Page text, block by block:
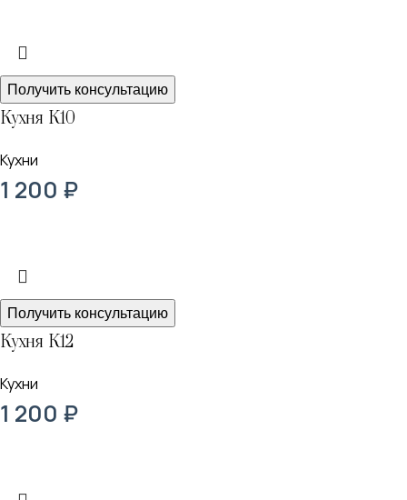
Получить консультацию
Кухня К10
Кухни
1 200 ₽
Получить консультацию
Кухня К12
Кухни
1 200 ₽